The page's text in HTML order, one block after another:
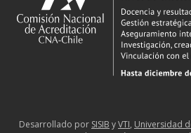
Desarrollado por SISIB yVTI, Universidad